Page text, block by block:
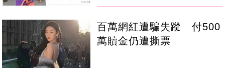
百萬網紅遭騙失蹤 付500
萬贖金仍遭撕票